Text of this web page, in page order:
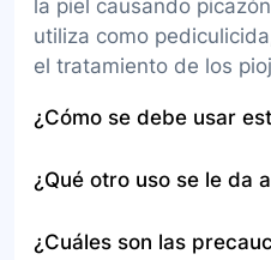
la piel causando
utiliza como
el tratamiento de los
¿Cómo se debe usar
la piel. Se aplica el
horas. La aplicación se
¿Qué otro uso se le da
escabiosis y como
¿Cuáles son las